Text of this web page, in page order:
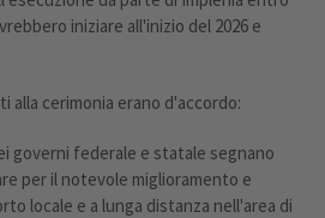
iniziare all'inizio del 2026 e
cerimonia erano d'accordo:
governi federale e statale segnano
per il notevole miglioramento e
locale e a lunga distanza nell'area di